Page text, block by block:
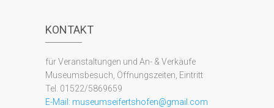
KONTAKT
für Veranstaltungen und An- & Verkäufe
Museumsbesuch, Öffnungszeiten, Eintritt
Tel. 01522/5869659
E-Mail: museumseifertshofen@gmail.com